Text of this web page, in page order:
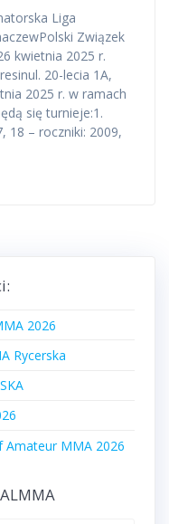
Liga
Związek
kwietnia 2025 r.
20-lecia 1A,
2025 r. w ramach
się turnieje:1.
18 – roczniki: 2009,
2026
Rycerska
Amateur MMA 2026